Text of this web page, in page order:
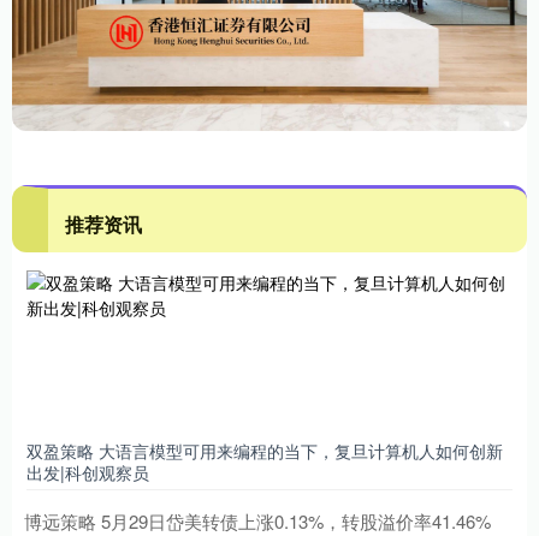
推荐资讯
双盈策略 大语言模型可用来编程的当下，复旦计算机人如何创新
出发|科创观察员
博远策略 5月29日岱美转债上涨0.13%，转股溢价率41.46%